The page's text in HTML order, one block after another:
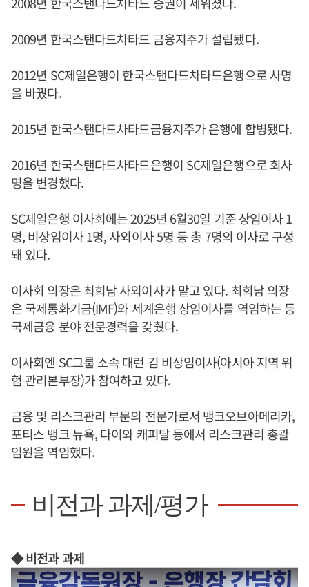
2009년 한국스탠다드차타드 금융지주가 설립됐다.
2012년 SC제일은행이 한국스탠다드차타드은행으로 사명
을 바꿨다.
2015년 한국스탠다드차타드금융지주가 은행에 합병됐다.
2016년 한국스탠다드차타드은행이 SC제일은행으로 회사
명을 변경했다.
SC제일은행 이사회에는 2025년 6월30일 기준 상임이사 1
명, 비상임이사 1명, 사외이사 5명 등 총 7명의 이사로 구성
돼 있다.
이사회 의장은 최희남 사외이사가 맡고 있다. 최희남 의장
은 국제통화기금(IMF)와 세계은행 상임이사를 역임하는 등
국제금융 분야 전문경력을 갖췄다.
이사회엔 SC그룹 소속 대런 김 비상임이사(아시아 지역 위
험 관리본부장)가 참여하고 있다.
금융 및 리스크관리 부문의 전문가로서 뱅크오브아메리카,
포티스 뱅크 뉴욕, 다이와 캐피탈 등에서 리스크관리 총괄
임원을 역임했다.
비전과 과제/평가
◆ 비전과 과제